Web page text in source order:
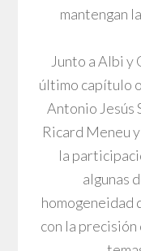
mantengan
Junto a Albi y
último capítulo
Antonio Jesús
Ricard Meneu
la
algunas
homogeneidad
con la precisión